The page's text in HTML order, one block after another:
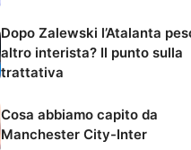
Dopo Zalewski l’Atalanta
altro interista? Il punto sulla
trattativa
Cosa abbiamo capito da
Manchester City-Inter